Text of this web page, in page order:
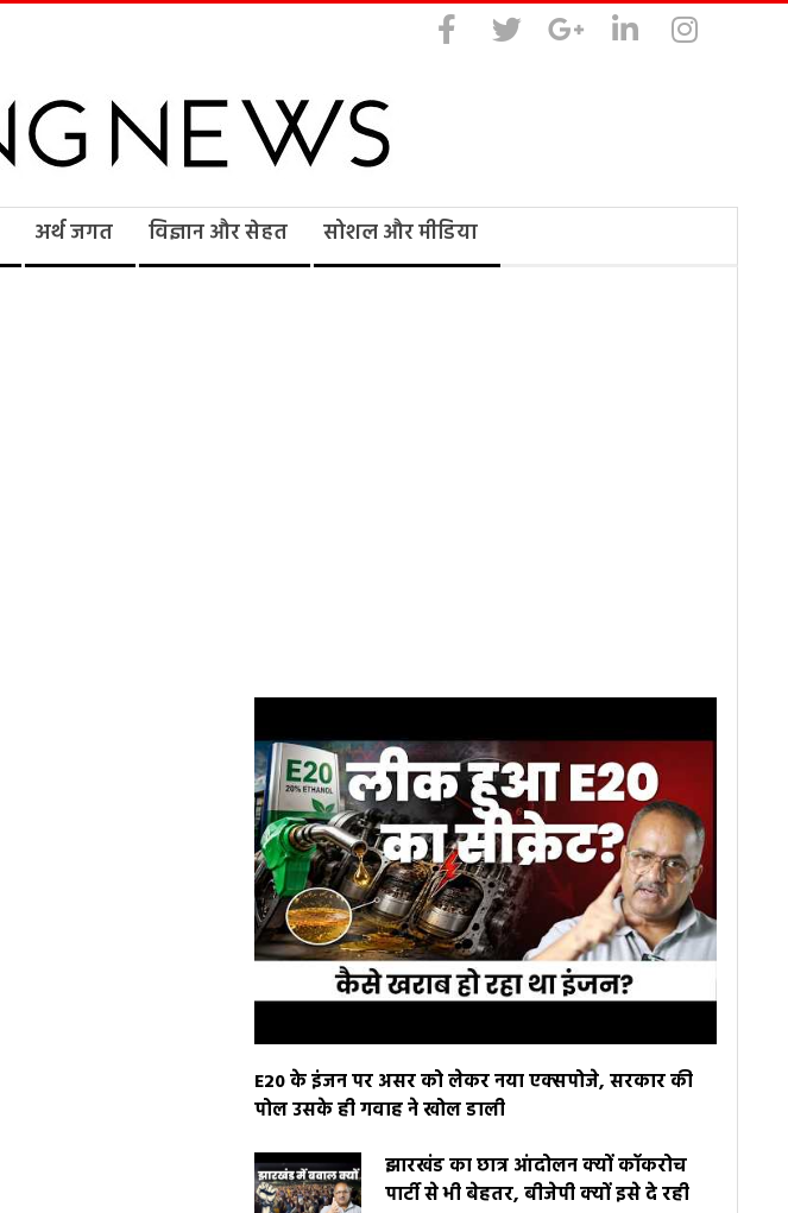
अर्थ जगत विज्ञान और सेहत सोशल और मीडिया
E20 के इंजन पर असर को लेकर नया एक्सपोजे, सरकार की
पोल उसके ही गवाह ने खोल डाली
झारखंड का छात्र आंदोलन क्यों कॉकरोच
पार्टी से भी बेहतर, बीजेपी क्यों इसे दे रही